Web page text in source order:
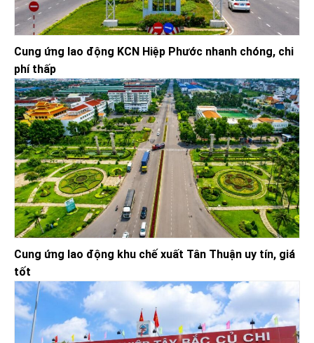
Cung ứng lao động KCN Hiệp Phước nhanh chóng, chi
phí thấp
Cung ứng lao động khu chế xuất Tân Thuận uy tín, giá
tốt